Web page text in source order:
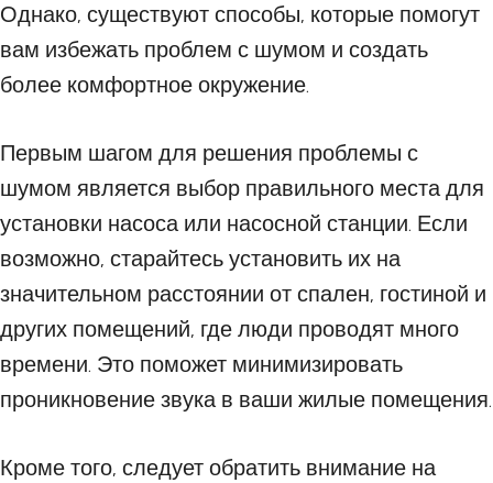
Однако, существуют способы, которые помогут
вам избежать проблем с шумом и создать
более комфортное окружение.
Первым шагом для решения проблемы с
шумом является выбор правильного места для
установки насоса или насосной станции. Если
возможно, старайтесь установить их на
значительном расстоянии от спален, гостиной и
других помещений, где люди проводят много
времени. Это поможет минимизировать
проникновение звука в ваши жилые помещения.
Кроме того, следует обратить внимание на